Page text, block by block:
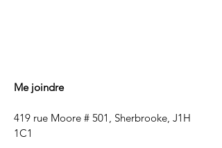
Me joindre
419 rue Moore # 501, Sherbrooke, J1H
1C1